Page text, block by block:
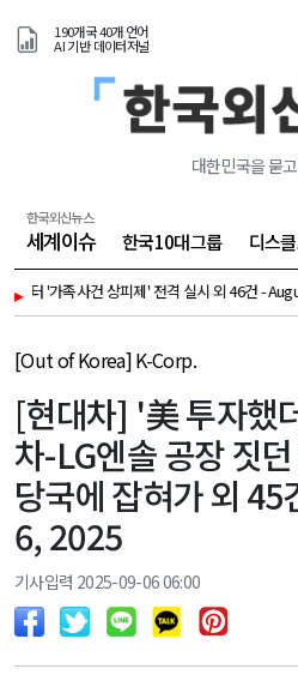
190개국 40개 언어
AI 기반 데이터저널
대한민국을 묻
한국외신뉴스
세계이슈 한국10대그룹 디스
▸사건 상피제' 전격 실시 외 46건 - August 7,
[Out of Korea] K-Corp.
[현대차] '美 투자했
차-LG엔솔 공장 짓
당국에 잡혀가 외
6, 2025
기사입력 2025-09-06 06:00